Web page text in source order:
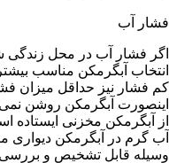
فشار آب
اگر فشار آب در محل زندگی
انتخاب آبگرمکن مناسب
کم فشار نیز حداقل میزان
اینصورت آبگرمکن روشن
از آبگرمکن مخزنی ایستاده
آب گرم در آبگرمکن
وسیله قابل تشخیص و